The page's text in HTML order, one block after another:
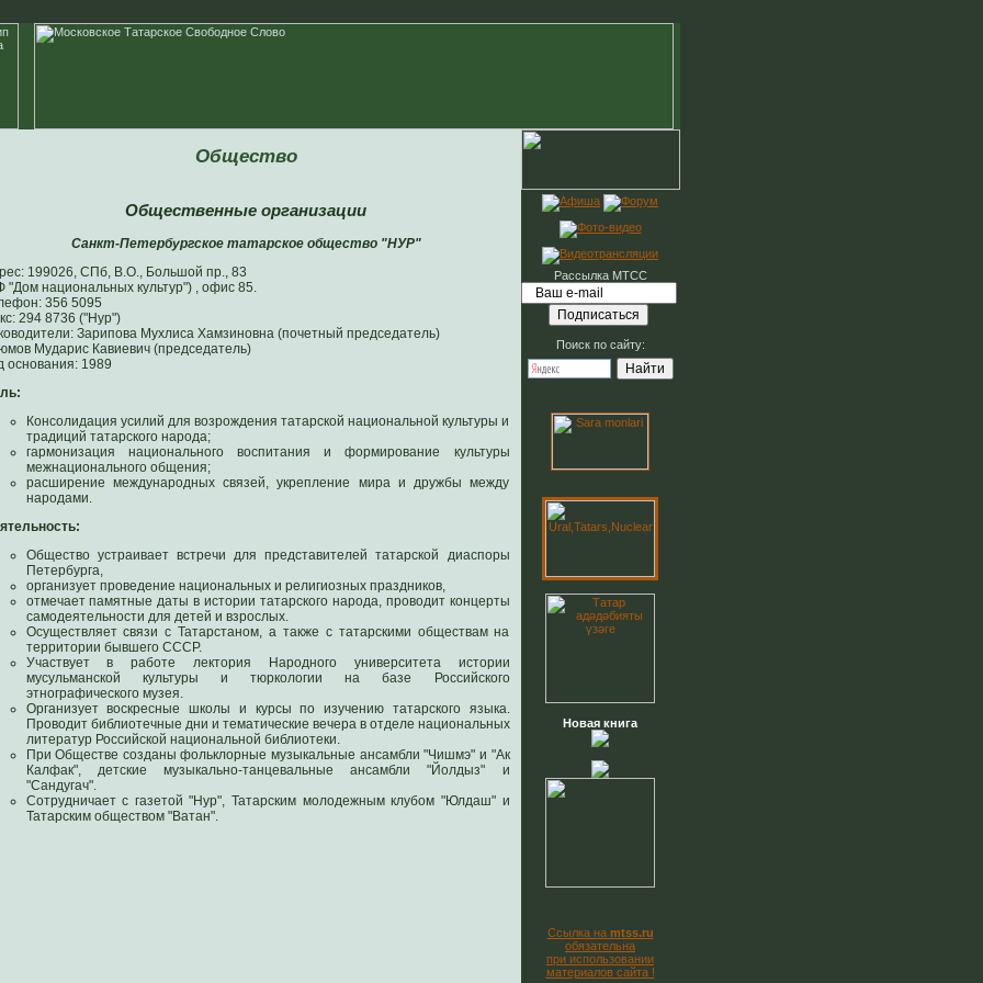
Общество
Общественные организации
Санкт-Петербургское татарское общество "НУР"
199026, СПб, В.О., Большой пр., 83
"Дом национальных культур") , офис 85.
356 5095
294 8736 ("Нур")
Зарипова Мухлиса Хамзиновна (почетный председатель)
Мударис Кавиевич (председатель)
основания: 1989
Консолидация усилий для возрождения татарской национальной культуры и
традиций татарского народа;
гармонизация национального воспитания и формирование культуры
межнационального общения;
расширение международных связей, укрепление мира и дружбы между
народами.
Общество устраивает встречи для представителей татарской диаспоры
Петербурга,
организует проведение национальных и религиозных праздников,
отмечает памятные даты в истории татарского народа, проводит концерты
самодеятельности для детей и взрослых.
Осуществляет связи с Татарстаном, а также с татарскими обществам на
территории бывшего СССР.
Участвует в работе лектория Народного университета истории
мусульманской культуры и тюркологии на базе Российского
этнографического музея.
Организует воскресные школы и курсы по изучению татарского языка.
Проводит библиотечные дни и тематические вечера в отделе национальных
литератур Российской национальной библиотеки.
При Обществе созданы фольклорные музыкальные ансамбли "Чишмэ" и "Ак
Калфак", детские музыкально-танцевальные ансамбли "Йолдыз" и
"Сандугач".
Сотрудничает с газетой "Нур", Татарским молодежным клубом "Юлдаш" и
Татарским обществом "Ватан".
Рассылка МТСС
Поиск по сайту:
Новая книга
Ссылка на mtss.ru
обязательна
при использовании
материалов сайта !